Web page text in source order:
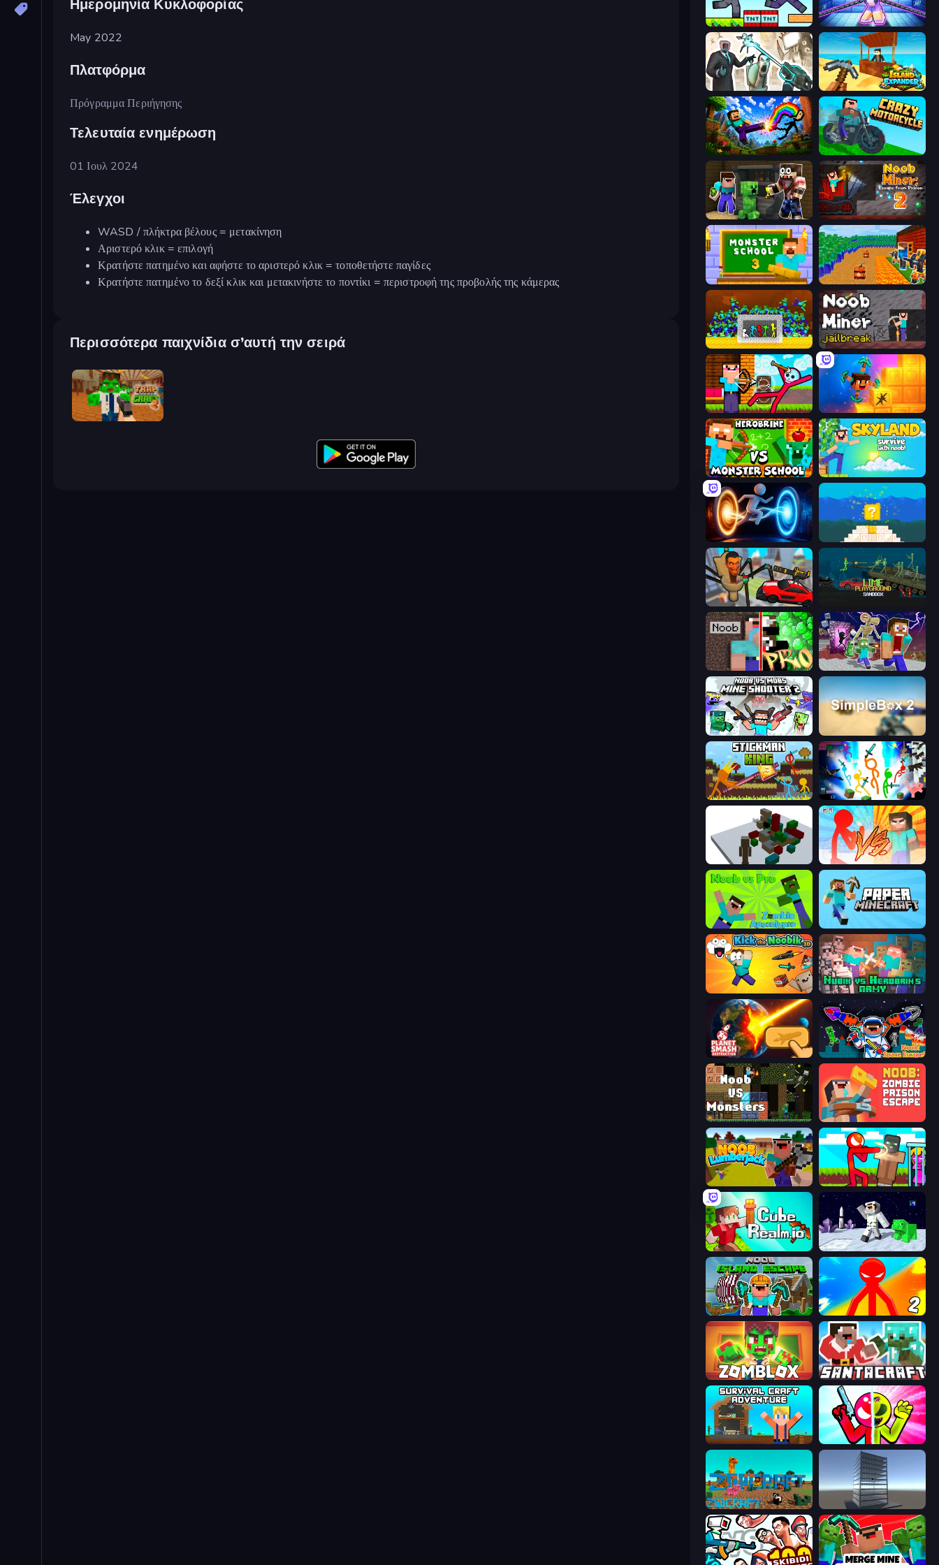
Ημερομηνία Κυκλοφορίας
May 2022
Πλατφόρμα
Πρόγραμμα Περιήγησης
Τελευταία ενημέρωση
01 Ιουλ 2024
Έλεγχοι
WASD / πλήκτρα βέλους = μετακίνηση
Αριστερό κλικ = επιλογή
Κρατήστε πατημένο και αφήστε το αριστερό κλικ = τοποθετήστε παγίδες
Κρατήστε πατημένο το δεξί κλικ και μετακινήστε το ποντίκι = περιστροφή της προβολής της κάμερας
Περισσότερα παιχνίδια σ’αυτή την σειρά
Trap Craft 2
Noob Gigachad: Parkour Tricks Challenge Mini Mine
Skibidi Toilets: Infection Island Expander
Noob: Wall Crusher Crazy Motorcycle
Noob Trolls Pro Noob Miner 2: Escape From Prison
Monster School 3 Noob Tower Defense
Stick Fighter vs Zombies Noob Miner: Escape From Prison
Noob Archer vs Stickman Zombie Merge & Dig!
Herobrine vs Monster School Skyland Survive With Noob!
Portal Escape
Cars vs Skibidi Toilet
Noob vs Pro: Challenge Monster School Herobrine Siren Head
Mine Shooter 2: Noob vs Mobs
Stickman King Stickman Epic
Craft Destroy Red Stickman vs Monster School
Noob vs Pro: Zombie Apocalypse Paper Minecraft
Kick the Noobik 3D Nubik vs Herobrin's Army
Planet Smash Destruction Noob: Space Escape!
Noob VS Monsters
Idle Noob Lumberjack Stickman vs Villager: Save the Girl
CubeRealm.io SpaceCraft Noob: Return to Earth
Noob: Island Escape Red Stickman vs Monster School 2
Zomblox SantaCraft
Survival Craft Adventure Stickman Zombie vs Stickman Hero
ZooCraft Craft 3D